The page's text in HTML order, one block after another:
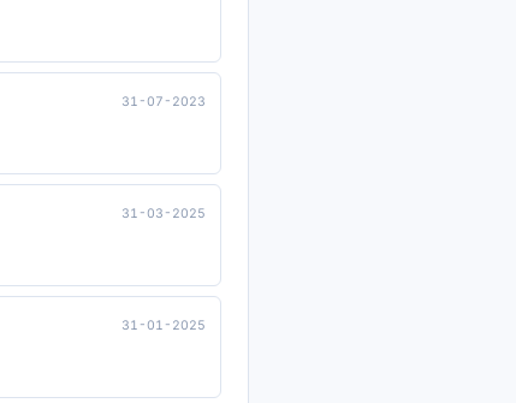
31-07-2023
31-03-2025
31-01-2025